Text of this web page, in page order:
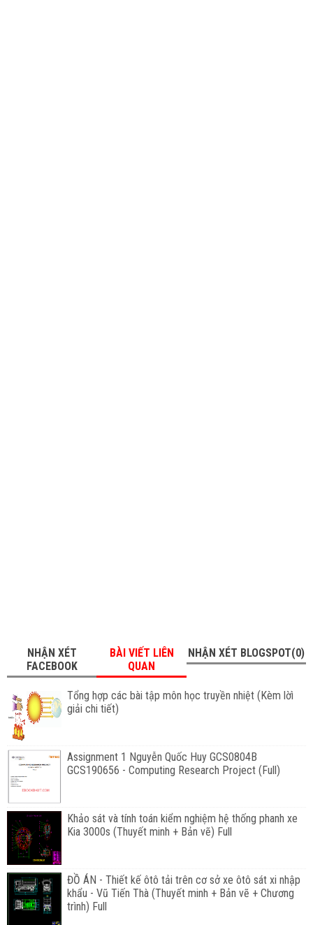
NHẬN XÉT
FACEBOOK
BÀI VIẾT LIÊN
QUAN
NHẬN XÉT BLOGSPOT(0)
Tổng hợp các bài tập môn học truyền nhiệt (Kèm lờì
giải chi tiết)
Assignment 1 Nguyễn Quốc Huy GCS0804B
GCS190656 - Computing Research Project (Full)
Khảo sát và tính toán kiểm nghiệm hệ thống phanh xe
Kia 3000s (Thuyết minh + Bản vẽ) Full
ĐỒ ÁN - Thiết kế ôtô tải trên cơ sở xe ôtô sát xi nhập
khẩu - Vũ Tiến Thà (Thuyết minh + Bản vẽ + Chương
trình) Full